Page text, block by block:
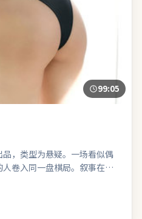
99:05
，类型为悬疑。一场看似偶
卷入同一盘棋局。叙事在回
着线索推进层层剥茧。对同
因其视角差异而获得新鲜